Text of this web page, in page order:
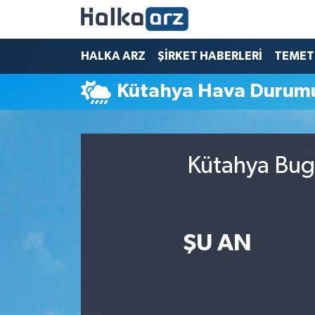
HALKA ARZ ŞİRKET HABERLERİ
Kütahya Hava
Kütahya
ŞU AN
HALKA ARZ
SERMAYE ARTIRIMI